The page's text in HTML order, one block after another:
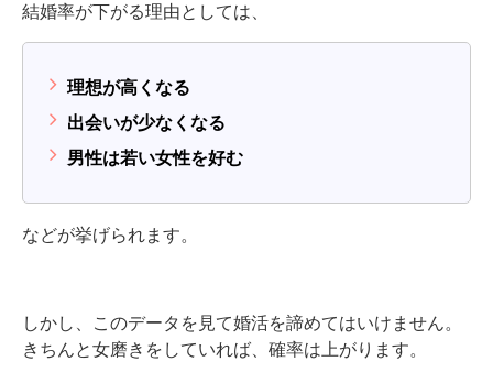
結婚率が下がる理由としては、
理想が高くなる
出会いが少なくなる
男性は若い女性を好む
などが挙げられます。
しかし、このデータを見て婚活を諦めてはいけません。
きちんと女磨きをしていれば、確率は上がります。